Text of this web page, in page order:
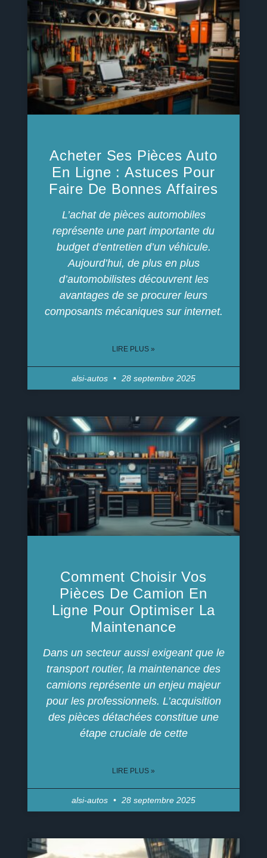
Acheter Ses Pièces Auto
En Ligne : Astuces Pour
Faire De Bonnes Affaires
L’achat de pièces automobiles
représente une part importante du
budget d’entretien d’un véhicule.
Aujourd’hui, de plus en plus
d’automobilistes découvrent les
avantages de se procurer leurs
composants mécaniques sur internet.
LIRE PLUS »
alsi-autos 28 septembre 2025
Comment Choisir Vos
Pièces De Camion En
Ligne Pour Optimiser La
Maintenance
Dans un secteur aussi exigeant que le
transport routier, la maintenance des
camions représente un enjeu majeur
pour les professionnels. L’acquisition
des pièces détachées constitue une
étape cruciale de cette
LIRE PLUS »
alsi-autos 28 septembre 2025